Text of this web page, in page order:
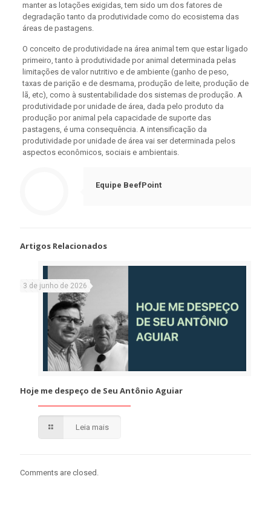
manter as lotações exigidas, tem sido um dos fatores de
degradação tanto da produtividade como do ecosistema das
áreas de pastagens.
O conceito de produtividade na área animal tem que estar ligado
primeiro, tanto à produtividade por animal determinada pelas
limitações de valor nutritivo e de ambiente (ganho de peso,
taxas de parição e de desmama, produção de leite, produção de
lã, etc), como à sustentabilidade dos sistemas de produção. A
produtividade por unidade de área, dada pelo produto da
produção por animal pela capacidade de suporte das
pastagens, é uma consequência. A intensificação da
produtividade por unidade de área vai ser determinada pelos
aspectos econômicos, sociais e ambientais.
Equipe BeefPoint
Artigos Relacionados
3 de junho de 2026
Hoje me despeço de Seu Antônio Aguiar
Leia mais
Comments are closed.